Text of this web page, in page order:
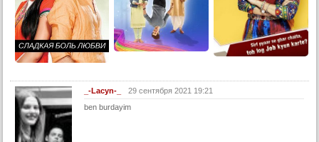
26 серия
27 серия
28 серия
30 серия
31 серия
32 серия
_-Lacyn-_
29 сентября 2021 19:21
ben burdayim